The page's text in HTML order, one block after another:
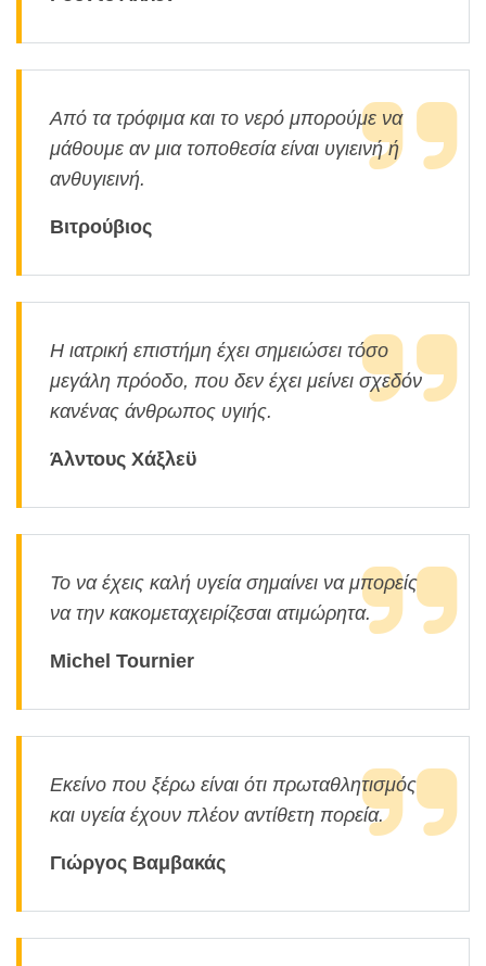
Από τα τρόφιμα και το νερό μπορούμε να
μάθουμε αν μια τοποθεσία είναι υγιεινή ή
ανθυγιεινή.
Βιτρούβιος
Η ιατρική επιστήμη έχει σημειώσει τόσο
μεγάλη πρόοδο, που δεν έχει μείνει σχεδόν
κανένας άνθρωπος υγιής.
Άλντους Χάξλεϋ
Το να έχεις καλή υγεία σημαίνει να μπορείς
να την κακομεταχειρίζεσαι ατιμώρητα.
Michel Tournier
Εκείνο που ξέρω είναι ότι πρωταθλητισμός
και υγεία έχουν πλέον αντίθετη πορεία.
Γιώργος Βαμβακάς